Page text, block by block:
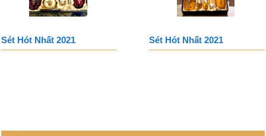
Sét Hót Nhất 2021 Sét Hót Nhất 2021